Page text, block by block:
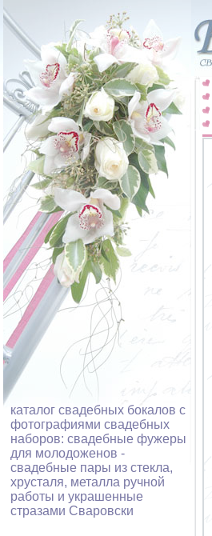
каталог свадебных бокалов с
фотографиями свадебных
наборов: свадебные фужеры
для молодоженов -
свадебные пары из стекла,
хрусталя, металла ручной
работы и украшенные
стразами Сваровски